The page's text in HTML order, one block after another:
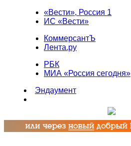
«Вести», Россия 1
ИС «Вести»
КоммерсантЪ
Лента.ру
РБК
МИА «Россия сегодня»
Эндаумент